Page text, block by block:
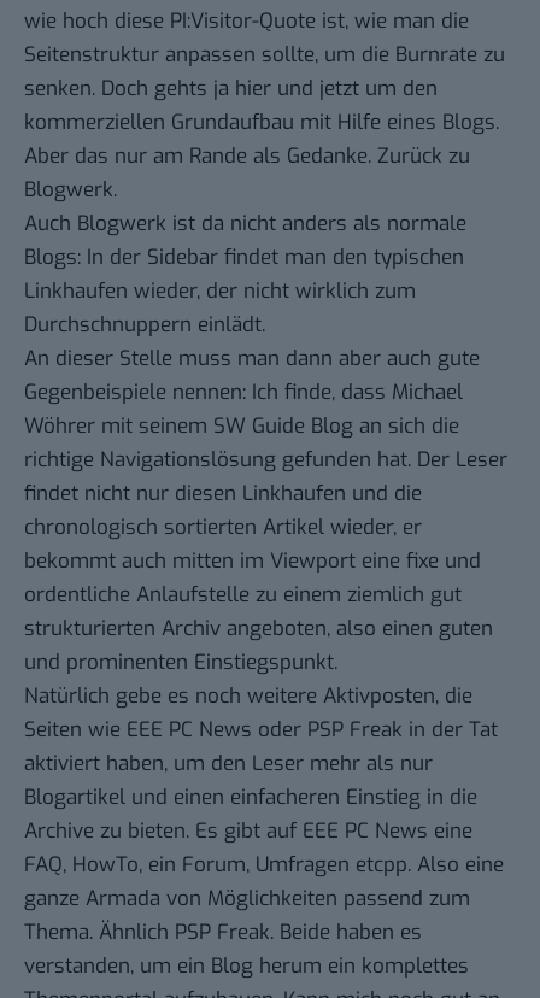
wie hoch diese PI:Visitor-Quote ist, wie man die
Seitenstruktur anpassen sollte, um die Burnrate zu
senken. Doch gehts ja hier und jetzt um den
kommerziellen Grundaufbau mit Hilfe eines Blogs.
Aber das nur am Rande als Gedanke. Zurück zu
Blogwerk.
Auch Blogwerk ist da nicht anders als normale
Blogs: In der Sidebar findet man den typischen
Linkhaufen wieder, der nicht wirklich zum
Durchschnuppern einlädt.
An dieser Stelle muss man dann aber auch gute
Gegenbeispiele nennen: Ich finde, dass Michael
Wöhrer mit seinem SW Guide Blog an sich die
richtige Navigationslösung gefunden hat. Der Leser
findet nicht nur diesen Linkhaufen und die
chronologisch sortierten Artikel wieder, er
bekommt auch mitten im Viewport eine fixe und
ordentliche Anlaufstelle zu einem ziemlich gut
strukturierten Archiv angeboten, also einen guten
und prominenten Einstiegspunkt.
Natürlich gebe es noch weitere Aktivposten, die
Seiten wie EEE PC News oder PSP Freak in der Tat
aktiviert haben, um den Leser mehr als nur
Blogartikel und einen einfacheren Einstieg in die
Archive zu bieten. Es gibt auf EEE PC News eine
FAQ, HowTo, ein Forum, Umfragen etcpp. Also eine
ganze Armada von Möglichkeiten passend zum
Thema. Ähnlich PSP Freak. Beide haben es
verstanden, um ein Blog herum ein komplettes